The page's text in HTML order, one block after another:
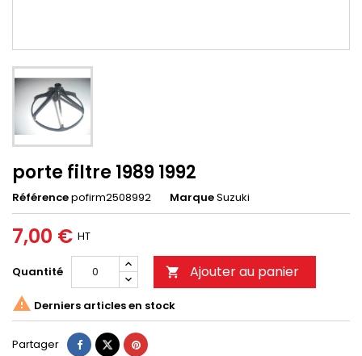
porte filtre 1989 1992
Référencepofirm2508992 MarqueSuzuki
7,00 € HT
Quantité  Ajouter au panier
 Derniers articles en stock
Partager